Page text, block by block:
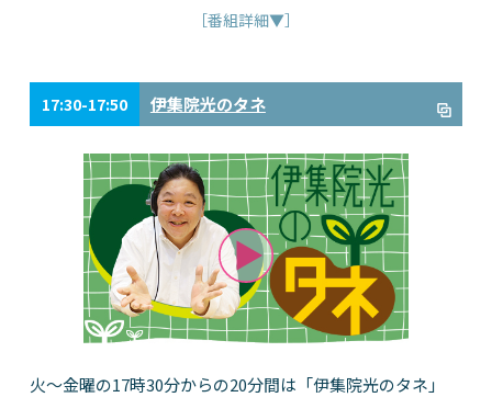
［番組詳細▼］
17:30-17:50 伊集院光のタネ
火～金曜の17時30分からの20分間は「伊集院光のタネ」